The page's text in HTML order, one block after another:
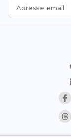
Adresse email